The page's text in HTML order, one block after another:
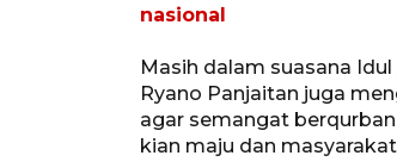
nasional
Masih dalam suasana
Ryano Panjaitan juga
agar semangat
kian maju dan